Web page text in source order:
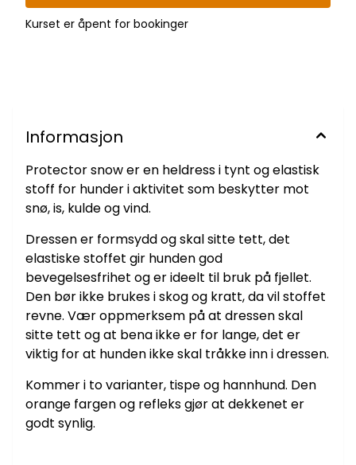
Kurset er åpent for bookinger
Informasjon
Protector snow er en heldress i tynt og elastisk
stoff for hunder i aktivitet som beskytter mot
snø, is, kulde og vind.
Dressen er formsydd og skal sitte tett, det
elastiske stoffet gir hunden god
bevegelsesfrihet og er ideelt til bruk på fjellet.
Den bør ikke brukes i skog og kratt, da vil stoffet
revne. Vær oppmerksem på at dressen skal
sitte tett og at bena ikke er for lange, det er
viktig for at hunden ikke skal tråkke inn i dressen.
Kommer i to varianter, tispe og hannhund. Den
orange fargen og refleks gjør at dekkenet er
godt synlig.